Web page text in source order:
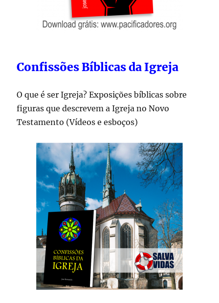
Confissões Bíblicas da Igreja
O que é ser Igreja? Exposições bíblicas sobre
figuras que descrevem a Igreja no Novo
Testamento (Vídeos e esboços)